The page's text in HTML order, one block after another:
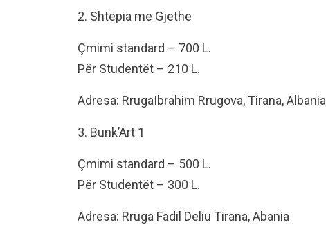
2. Shtëpia me Gjethe
Çmimi standard – 700 L.
Për Studentët – 210 L.
Adresa: RrugaIbrahim Rrugova, Tirana, Albania
3. Bunk’Art 1
Çmimi standard – 500 L.
Për Studentët – 300 L.
Adresa: Rruga Fadil Deliu Tirana, Abania